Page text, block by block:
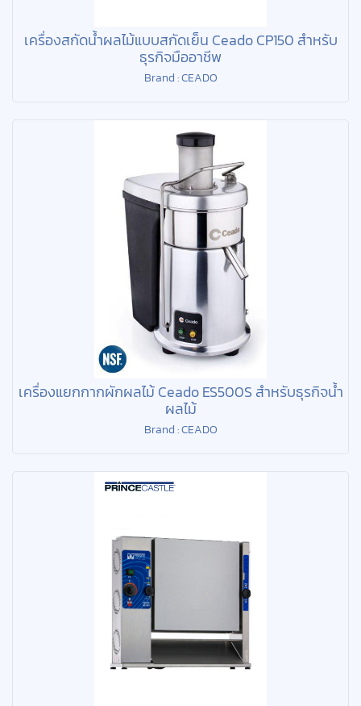
เครื่องสกัดน้ำผลไม้แบบสกัดเย็น Ceado CP150 สำหรับ
ธุรกิจมืออาชีพ
Brand : CEADO
เครื่องแยกกากผักผลไม้ Ceado ES500S สำหรับธุรกิจน้ำ
ผลไม้
Brand : CEADO